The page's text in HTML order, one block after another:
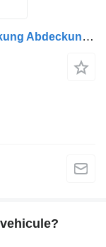
Cutie acumulator auto Batterieabdeckung Abdeckung Deckel Nachbau 81418600144 pentru camion MAN TGA TGL TGM TGS